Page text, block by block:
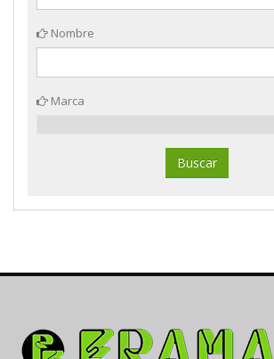
Nombre
Marca